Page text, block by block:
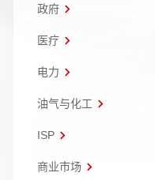
政府
医疗
电力
油气与化工
ISP
商业市场